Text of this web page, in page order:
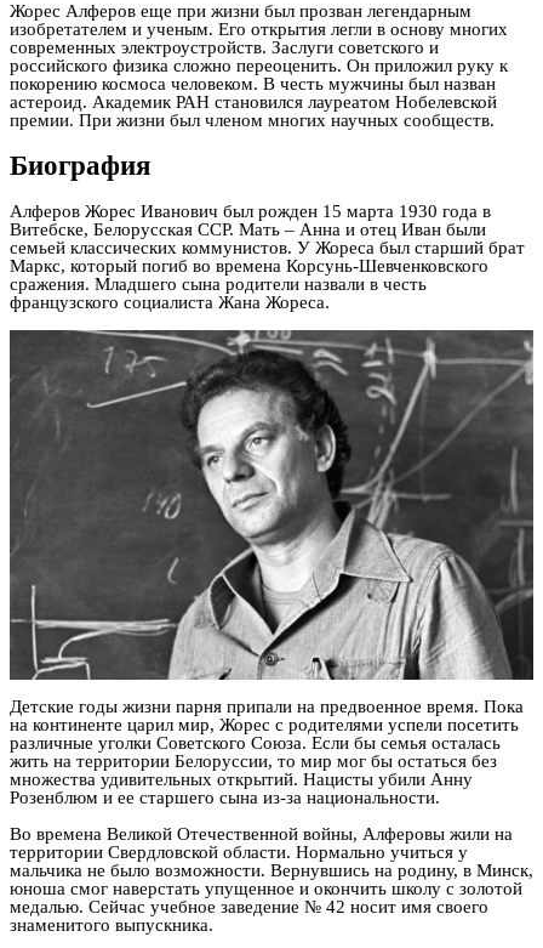
Жорес Алферов еще при жизни был прозван легендарным
изобретателем и ученым. Его открытия легли в основу многих
современных электроустройств. Заслуги советского и
российского физика сложно переоценить. Он приложил руку к
покорению космоса человеком. В честь мужчины был назван
астероид. Академик РАН становился лауреатом Нобелевской
премии. При жизни был членом многих научных сообществ.
Биография
Алферов Жорес Иванович был рожден 15 марта 1930 года в
Витебске, Белорусская ССР. Мать – Анна и отец Иван были
семьей классических коммунистов. У Жореса был старший брат
Маркс, который погиб во времена Корсунь-Шевченковского
сражения. Младшего сына родители назвали в честь
французского социалиста Жана Жореса.
Детские годы жизни парня припали на предвоенное время. Пока
на континенте царил мир, Жорес с родителями успели посетить
различные уголки Советского Союза. Если бы семья осталась
жить на территории Белоруссии, то мир мог бы остаться без
множества удивительных открытий. Нацисты убили Анну
Розенблюм и ее старшего сына из-за национальности.
Во времена Великой Отечественной войны, Алферовы жили на
территории Свердловской области. Нормально учиться у
мальчика не было возможности. Вернувшись на родину, в Минск,
юноша смог наверстать упущенное и окончить школу с золотой
медалью. Сейчас учебное заведение № 42 носит имя своего
знаменитого выпускника.